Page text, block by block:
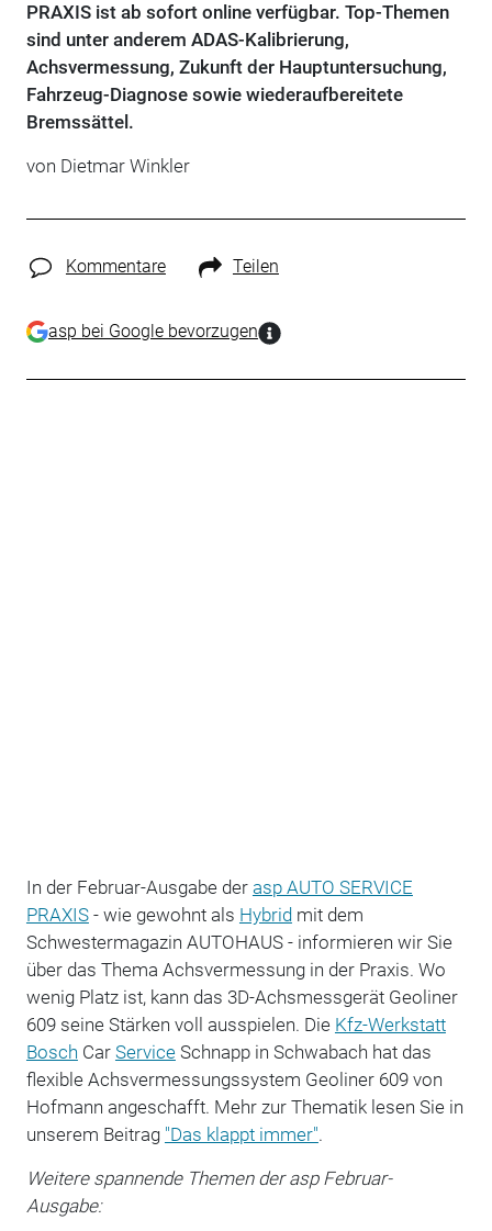
PRAXIS ist ab sofort online verfügbar. Top-Themen
sind unter anderem ADAS-Kalibrierung,
Achsvermessung, Zukunft der Hauptuntersuchung,
Fahrzeug-Diagnose sowie wiederaufbereitete
Bremssättel.
von Dietmar Winkler
Kommentare Teilen
asp bei Google bevorzugen
In der Februar-Ausgabe der asp AUTO SERVICE
PRAXIS- wie gewohnt als Hybridmit dem
Schwestermagazin AUTOHAUS - informieren wir Sie
über das Thema Achsvermessung in der Praxis. Wo
wenig Platz ist, kann das 3D-Achsmessgerät Geoliner
609 seine Stärken voll ausspielen. Die Kfz-Werkstatt
Bosch Car ServiceSchnapp in Schwabach hat das
flexible Achsvermessungssystem Geoliner 609 von
Hofmann angeschafft. Mehr zur Thematik lesen Sie in
unserem Beitrag "Das klappt immer".
Weitere spannende Themen der asp Februar-
Ausgabe: